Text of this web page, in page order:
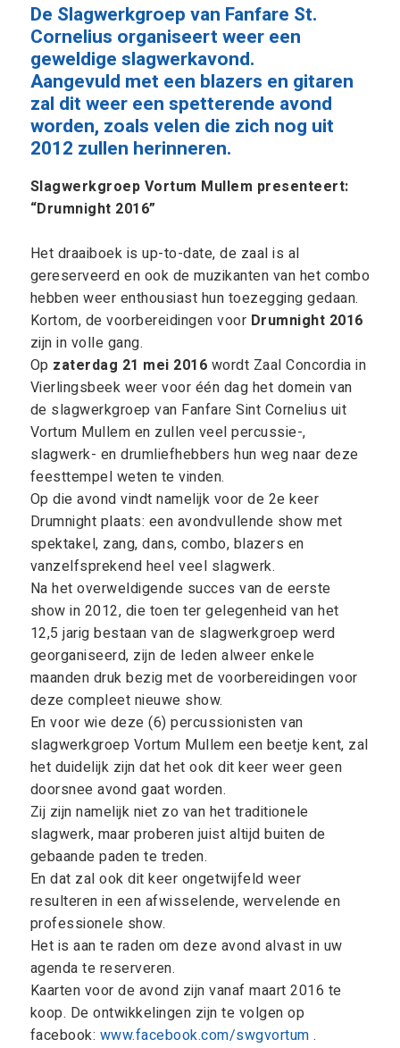
De Slagwerkgroep van Fanfare St.
Cornelius organiseert weer een
geweldige slagwerkavond.
Aangevuld met een blazers en gitaren
zal dit weer een spetterende avond
worden, zoals velen die zich nog uit
2012 zullen herinneren.
Slagwerkgroep Vortum Mullem presenteert:
“Drumnight 2016”
Het draaiboek is up-to-date, de zaal is al
gereserveerd en ook de muzikanten van het combo
hebben weer enthousiast hun toezegging gedaan.
Kortom, de voorbereidingen voor Drumnight 2016
zijn in volle gang.
Op zaterdag 21 mei 2016 wordt Zaal Concordia in
Vierlingsbeek weer voor één dag het domein van
de slagwerkgroep van Fanfare Sint Cornelius uit
Vortum Mullem en zullen veel percussie-,
slagwerk- en drumliefhebbers hun weg naar deze
feesttempel weten te vinden.
Op die avond vindt namelijk voor de 2e keer
Drumnight plaats: een avondvullende show met
spektakel, zang, dans, combo, blazers en
vanzelfsprekend heel veel slagwerk.
Na het overweldigende succes van de eerste
show in 2012, die toen ter gelegenheid van het
12,5 jarig bestaan van de slagwerkgroep werd
georganiseerd, zijn de leden alweer enkele
maanden druk bezig met de voorbereidingen voor
deze compleet nieuwe show.
En voor wie deze (6) percussionisten van
slagwerkgroep Vortum Mullem een beetje kent, zal
het duidelijk zijn dat het ook dit keer weer geen
doorsnee avond gaat worden.
Zij zijn namelijk niet zo van het traditionele
slagwerk, maar proberen juist altijd buiten de
gebaande paden te treden.
En dat zal ook dit keer ongetwijfeld weer
resulteren in een afwisselende, wervelende en
professionele show.
Het is aan te raden om deze avond alvast in uw
agenda te reserveren.
Kaarten voor de avond zijn vanaf maart 2016 te
koop. De ontwikkelingen zijn te volgen op
facebook: www.facebook.com/swgvortum.